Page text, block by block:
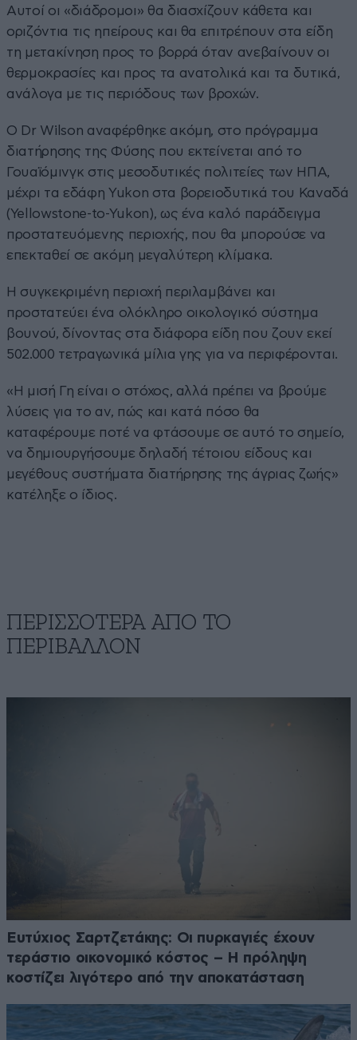
Αυτοί οι «διάδρομοι» θα διασχίζουν κάθετα και
οριζόντια τις ηπείρους και θα επιτρέπουν στα είδη
τη μετακίνηση προς το βορρά όταν ανεβαίνουν οι
θερμοκρασίες και προς τα ανατολικά και τα δυτικά,
ανάλογα με τις περιόδους των βροχών.
Ο Dr Wilson αναφέρθηκε ακόμη, στο πρόγραμμα
διατήρησης της Φύσης που εκτείνεται από το
Γουαϊόμινγκ στις μεσοδυτικές πολιτείες των ΗΠΑ,
μέχρι τα εδάφη Yukon στα βορειοδυτικά του Καναδά
(Yellowstone-to-Yukon), ως ένα καλό παράδειγμα
προστατευόμενης περιοχής, που θα μπορούσε να
επεκταθεί σε ακόμη μεγαλύτερη κλίμακα.
Η συγκεκριμένη περιοχή περιλαμβάνει και
προστατεύει ένα ολόκληρο οικολογικό σύστημα
βουνού, δίνοντας στα διάφορα είδη που ζουν εκεί
502.000 τετραγωνικά μίλια γης για να περιφέρονται.
«Η μισή Γη είναι ο στόχος, αλλά πρέπει να βρούμε
λύσεις για το αν, πώς και κατά πόσο θα
καταφέρουμε ποτέ να φτάσουμε σε αυτό το σημείο,
να δημιουργήσουμε δηλαδή τέτοιου είδους και
μεγέθους συστήματα διατήρησης της άγριας ζωής»
κατέληξε ο ίδιος.
ΠΕΡΙΣΣΟΤΕΡΑ ΑΠΟ ΤΟ
ΠΕΡΙΒΑΛΛΟΝ
Ευτύχιος Σαρτζετάκης: Οι πυρκαγιές έχουν
τεράστιο οικονομικό κόστος – Η πρόληψη
κοστίζει λιγότερο από την αποκατάσταση